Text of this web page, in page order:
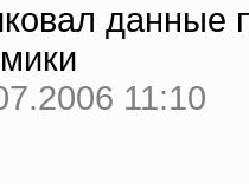
данные
11:10